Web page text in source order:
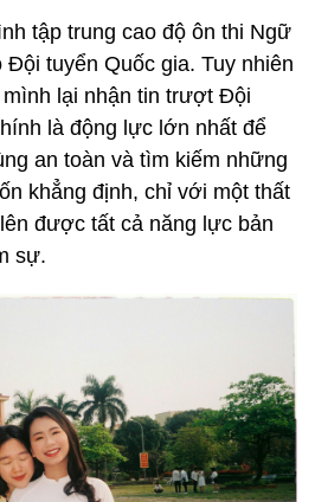
tập trung cao độ ôn thi Ngữ
tuyển Quốc gia. Tuy nhiên
lại nhận tin trượt Đội
là động lực lớn nhất để
an toàn và tìm kiếm những
khẳng định, chỉ với một thất
được tất cả năng lực bản
sự.